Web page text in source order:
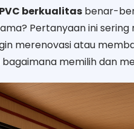
berkualitas benar-
Pertanyaan ini
merenovasi atau
memilih dan